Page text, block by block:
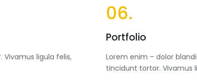
Vivamus ligula felis,
06.
Portfolio
Lorem enim – dolor
tincidunt tortor. Vivamus